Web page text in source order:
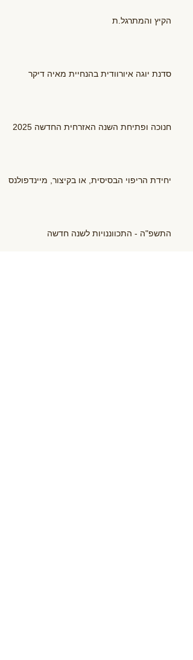
הקיץ והמתרגל.ת
סדנת יוגה איורוודית בהנחיית מאיה דיקר
חנוכה ופתיחת השנה האזרחית החדשה 2025
יחידת הריפוי הבסיסית, או בקיצור, מיינדפולנס
התשפ"ה - התכווננויות לשנה חדשה